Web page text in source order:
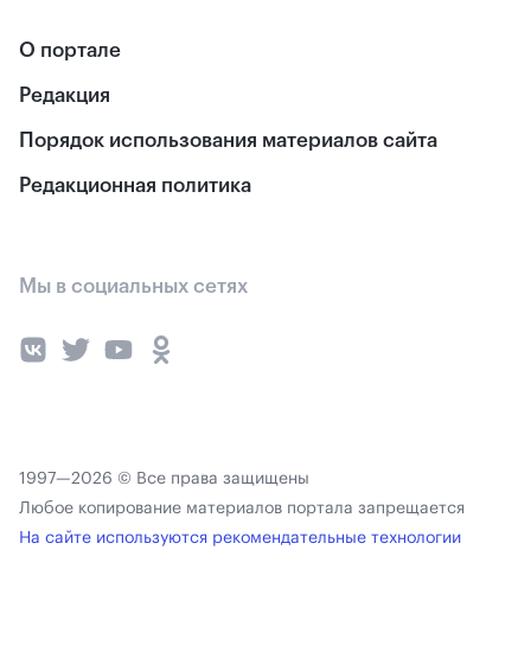
О портале
Редакция
Порядок использования материалов сайта
Редакционная политика
Мы в социальных сетях
1997—2026 © Все права защищены
Любое копирование материалов портала запрещается
На сайте используются рекомендательные технологии